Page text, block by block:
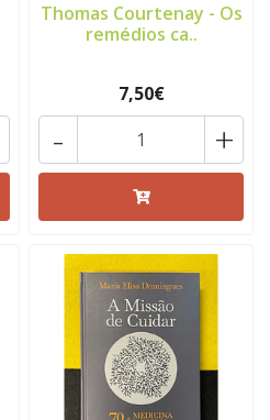
Thomas Courtenay - Os
remédios ca..
7,50€
+
-